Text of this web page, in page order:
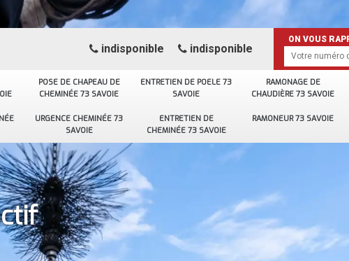
POSE DE CHAPEAU DE
CHEMINÉE 73 SAVOIE
ENTRETIEN DE POELE 73
SAVOIE
RAMONAGE DE
CHAUDIÈRE 73 SAVOIE
URGENCE CHEMINÉE 73
SAVOIE
ENTRETIEN DE
CHEMINÉE 73 SAVOIE
RAMONEUR 73 SAVOIE
indisponible indisponible
ON VOUS